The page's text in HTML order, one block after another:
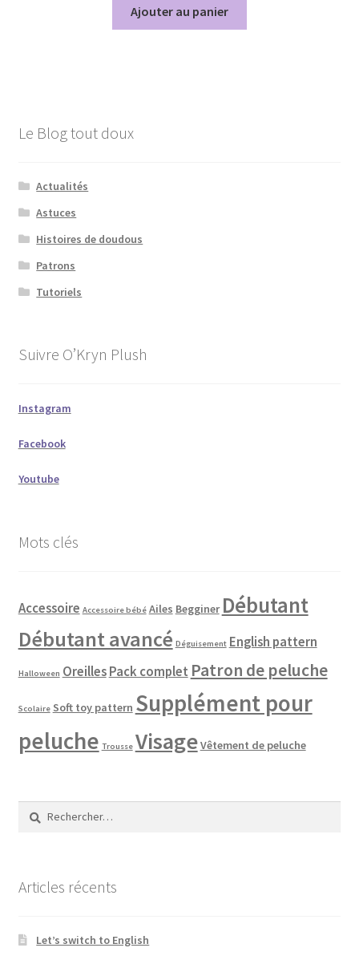
Ajouter au panier
Le Blog tout doux
Actualités
Astuces
Histoires de doudous
Patrons
Tutoriels
Suivre O’Kryn Plush
Instagram
Facebook
Youtube
Mots clés
Accessoire Accessoire bébé Ailes Begginer Débutant
Débutant avancé Déguisement English pattern
Halloween Oreilles Pack complet Patron de peluche
Scolaire Soft toy pattern Supplément pour
peluche Trousse VisageVêtement de peluche
Rechercher :
Articles récents
Let’s switch to English